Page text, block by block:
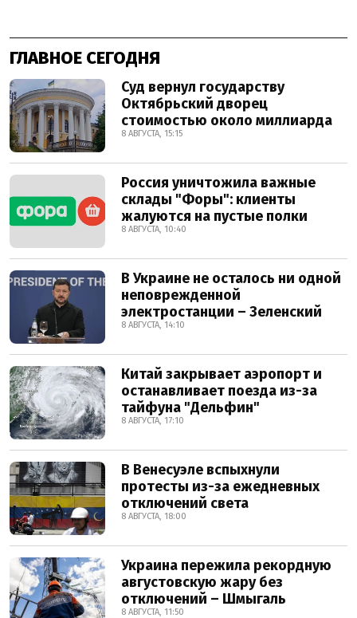
ГЛАВНОЕ СЕГОДНЯ
Суд вернул государству
Октябрьский дворец
стоимостью около миллиарда
8 АВГУСТА, 15:15
Россия уничтожила важные
склады "Форы": клиенты
жалуются на пустые полки
8 АВГУСТА, 10:40
В Украине не осталось ни одной
неповрежденной
электростанции – Зеленский
8 АВГУСТА, 14:10
Китай закрывает аэропорт и
останавливает поезда из-за
тайфуна "Дельфин"
8 АВГУСТА, 17:10
В Венесуэле вспыхнули
протесты из-за ежедневных
отключений света
8 АВГУСТА, 18:00
Украина пережила рекордную
августовскую жару без
отключений – Шмыгаль
8 АВГУСТА, 11:50